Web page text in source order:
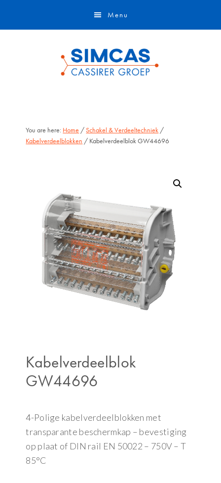
Menu
You are here: Home /Schakel & Verdeeltechniek /
Kabelverdeelblokken / Kabelverdeelblok GW44696
Kabelverdeelblok
GW44696
4-Polige kabelverdeelblokken met
transparante beschermkap – bevestiging
op plaat of DIN rail EN 50022 – 750V – T
85°C